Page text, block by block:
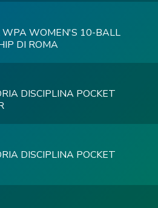
WPA WOMEN'S 10-BALL
DI ROMA
DISCIPLINA POCKET
DISCIPLINA POCKET